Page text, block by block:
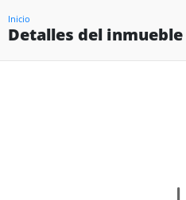
Inicio
Detalles del inmueble